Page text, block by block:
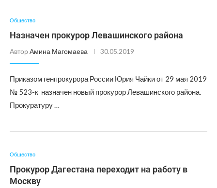
Общество
Назначен прокурор Левашинского района
Автор Амина Магомаева 30.05.2019
Приказом генпрокурора России Юрия Чайки от 29 мая 2019
№ 523-к назначен новый прокурор Левашинского района.
Прокуратуру …
Общество
Прокурор Дагестана переходит на работу в
Москву